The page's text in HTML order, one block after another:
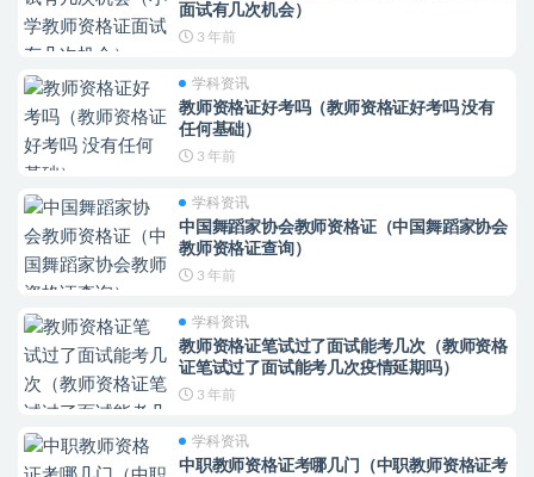
面试有几次机会）
3 年前
学科资讯
教师资格证好考吗（教师资格证好考吗 没有
任何基础）
3 年前
学科资讯
中国舞蹈家协会教师资格证（中国舞蹈家协会
教师资格证查询）
3 年前
学科资讯
教师资格证笔试过了面试能考几次（教师资格
证笔试过了面试能考几次疫情延期吗）
3 年前
学科资讯
中职教师资格证考哪几门（中职教师资格证考